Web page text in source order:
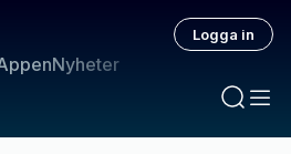
Nyheter
Logga in